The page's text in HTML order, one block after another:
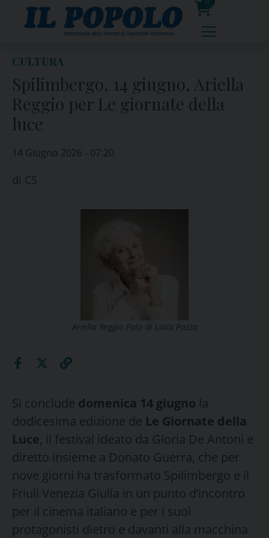
0
prodotti
CULTURA
Spilimbergo, 14 giugno, Ariella
Reggio per Le giornate della
luce
14 Giugno 2026 - 07:20
di CS
Ariella Reggio Foto di Laila Pozzo
Si conclude domenica 14 giugno la
dodicesima edizione de Le Giornate della
Luce, il festival ideato da Gloria De Antoni e
diretto insieme a Donato Guerra, che per
nove giorni ha trasformato Spilimbergo e il
Friuli Venezia Giulia in un punto d’incontro
per il cinema italiano e per i suoi
protagonisti dietro e davanti alla macchina